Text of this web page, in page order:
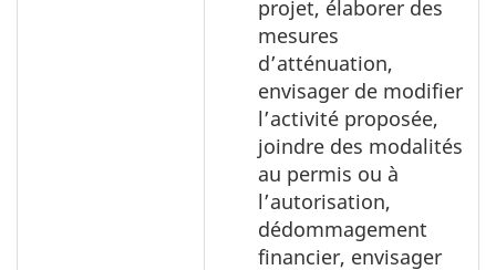
projet, élaborer des
mesures
d’atténuation,
envisager de modifier
l’activité proposée,
joindre des modalités
au permis ou à
l’autorisation,
dédommagement
financier, envisager